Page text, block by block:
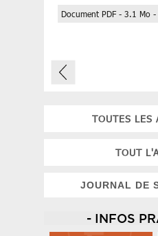
Document PDF - 3.1 Mo
TOUTES LES
TOUT
JOURNAL DE
- INFOS